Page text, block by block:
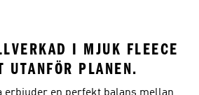
I MJUK FLEECE
UTANFÖR PLANEN.